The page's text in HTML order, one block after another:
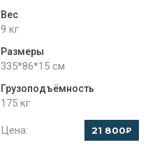
Вес
9 кг
Размеры
335*86*15 см
Грузоподъёмность
175 кг
Цена: 21 800₽